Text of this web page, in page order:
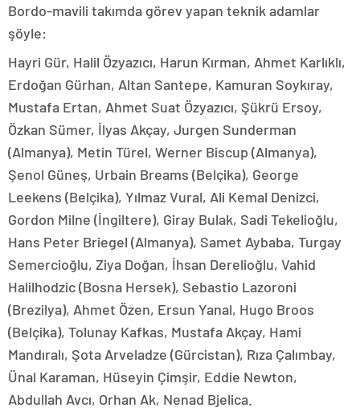
Bordo-mavili takımda görev yapan teknik adamlar
şöyle:
Hayri Gür, Halil Özyazıcı, Harun Kırman, Ahmet Karlıklı,
Erdoğan Gürhan, Altan Santepe, Kamuran Soykıray,
Mustafa Ertan, Ahmet Suat Özyazıcı, Şükrü Ersoy,
Özkan Sümer, İlyas Akçay, Jurgen Sunderman
(Almanya), Metin Türel, Werner Biscup (Almanya),
Şenol Güneş, Urbain Breams (Belçika), George
Leekens (Belçika), Yılmaz Vural, Ali Kemal Denizci,
Gordon Milne (İngiltere), Giray Bulak, Sadi Tekelioğlu,
Hans Peter Briegel (Almanya), Samet Aybaba, Turgay
Semercioğlu, Ziya Doğan, İhsan Derelioğlu, Vahid
Halilhodzic (Bosna Hersek), Sebastio Lazoroni
(Brezilya), Ahmet Özen, Ersun Yanal, Hugo Broos
(Belçika), Tolunay Kafkas, Mustafa Akçay, Hami
Mandıralı, Şota Arveladze (Gürcistan), Rıza Çalımbay,
Ünal Karaman, Hüseyin Çimşir, Eddie Newton,
Abdullah Avcı, Orhan Ak, Nenad Bjelica.